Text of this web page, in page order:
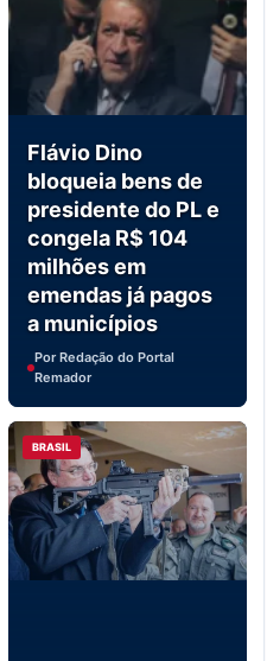
Flávio Dino
bloqueia bens de
presidente do PL e
congela R$ 104
milhões em
emendas já pagos
a municípios
Por Redação do Portal
Remador
BRASIL